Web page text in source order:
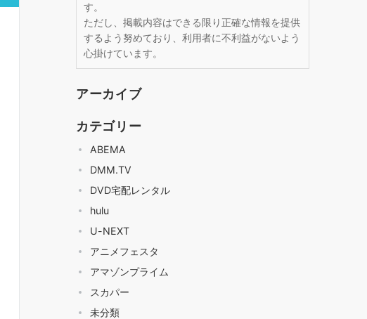
す。
ただし、掲載内容はできる限り正確な情報を提供
するよう努めており、利用者に不利益がないよう
心掛けています。
アーカイブ
カテゴリー
ABEMA
DMM.TV
DVD宅配レンタル
hulu
U-NEXT
アニメフェスタ
アマゾンプライム
スカパー
未分類